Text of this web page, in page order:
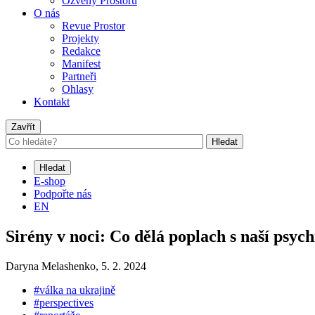
O nás
Revue Prostor
Projekty
Redakce
Manifest
Partneři
Ohlasy
Kontakt
Zavřít
Hledat
Hledat
E-shop
Podpořte nás
EN
Sirény v noci: Co dělá poplach s naší
Daryna Melashenko, 5. 2. 2024
#válka na ukrajině
#perspectives